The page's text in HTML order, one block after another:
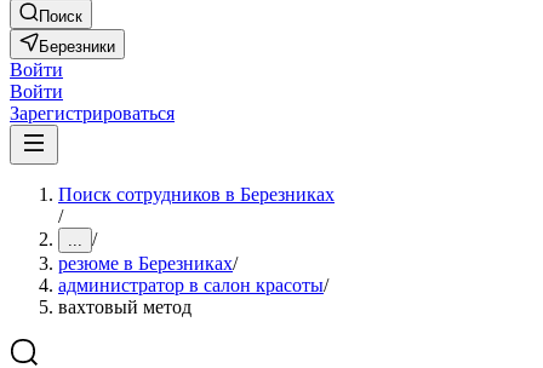
Поиск
Березники
Войти
Войти
Зарегистрироваться
Поиск сотрудников в Березниках
/
... /
резюме в Березниках/
администратор в салон красоты/
вахтовый метод